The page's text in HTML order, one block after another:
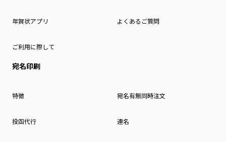
年賀状アプリ よくあるご質問
ご利用に際して
宛名印刷
特徴 宛名有無同時注文
投函代行 連名